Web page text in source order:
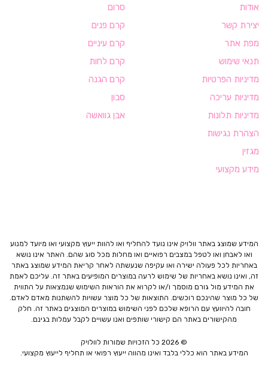
אודות
יצירת קשר
מפת אתר
תנאי שימוש
מדיניות הפרטיות
מדיניות עריכה
מדיניות תלונות
הצהרת נגישות
מגזין
מידע מקצועי
סרום
קרם פנים
קרם עיניים
קרם לחות
קרם הגנה
סבון
אבן גוואשה
המידע שמוצג באתר וולויק אינו נועד להחליף ואו להוות ייעוץ מקצועי ואו מיועד למנוע
ואו לאבחן ואו לטפל במצבים רפואיים ואו מחלות מכל סוג שהם. האתר אינו נושא
באחריות לכל פעולה ישירה ואו עקיפה שנעשתה לאחר קריאת המידע שמוצג באתר
זה, ואינו נושא באחריות של שימוש לרעה במוצרים המופיעים באתר זה. עליכם לאמת
את המידע מול גורם מוסמך ו/או לקרוא את הוראות השימוש שנמצאות על התווית
של כל מוצר שהינכם רוכשים. התוצאות של כל מוצר עשויות להשתנות מאדם לאדם.
חובה להיוועץ עם הרופא שלכם לפני השימוש במוצרים המוצגים באתר זה. חלק
מהקישורים באתר הם קישורי שותפים ואנו עשויים לקבל עמלות בגינם.
© 2026 כל הזכויות שמורות לוולויק
המידע באתר הוא כללי בלבד ואינו מהווה ייעוץ רפואי או תחליף לייעוץ מקצועי.